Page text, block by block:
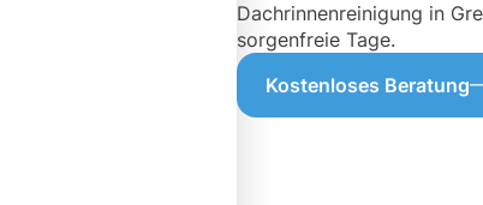
Dachrinnenreinigung in
sorgenfreie Tage.
Kostenloses Beratung